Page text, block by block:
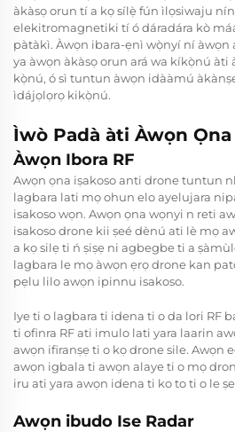
àkàsọ orun tí a kọ sílẹ̀ fún ìlọsiwaju
elekitromagnetiki tí ó dáradára kò
pàtàkì. Àwọn ibara-ẹnì wọ̀nyí ní
ya àwọn àkàsọ orun ará wa kíkọ̀nú àti
kọ̀nú, ó sì tuntun àwọn idààmú
ìdájọlọrọ kikọ̀nú.
Ìwò Padà àti Àwọn Ọna
Àwọn Ibora RF
Awọn ọna iṣakoso anti drone tuntun
lagbara lati mọ ohun elo ayelujara
isakoso wọn. Awọn ọna wọnyi n reti
isakoso drone kii ṣeé dènú ati lè mọ
a kọ silẹ ti ń ṣiṣẹ ni agbegbe ti a
lagbara le mọ àwọn ẹrọ drone kan
pẹlu lilo awọn ipinnu isakoso.
Iye ti o lagbara ti idena ti o da lori RF
ti ofinra RF ati imulo lati yara laarin
awọn ifiranṣẹ ti o kọ drone sile. Awọn
awọn igbala ti awọn alaye ti o mọ
iru ati yara awọn idena ti ko to ti o le
Awọn ibudo Ise Radar